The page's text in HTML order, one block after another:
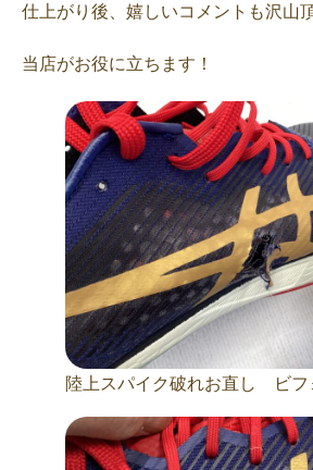
仕上がり後、嬉しいコメントも沢山
当店がお役に立ちます！
陸上スパイク破れお直し ビフ